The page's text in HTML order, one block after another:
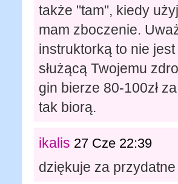
także "tam", kiedy
mam zboczenie.
instruktorką to nie
służącą Twojemu
gin bierze 80-100zł
tak biorą.
ikalis 27 Cze 22:39
dziękuje za